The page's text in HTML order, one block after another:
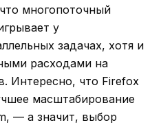
многопоточный
у
задачах, хотя и
расходами на
Интересно, что Firefox
масштабирование
— а значит, выбор